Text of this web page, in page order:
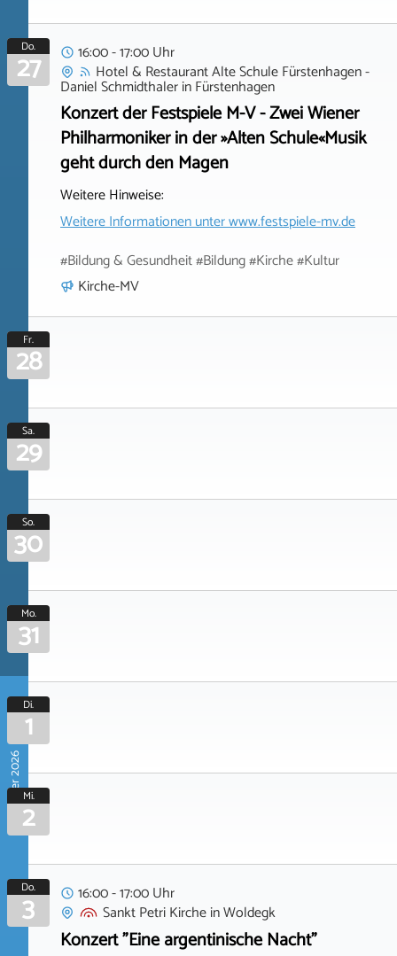
Do.
27
16:00 - 17:00 Uhr
Hotel & Restaurant Alte Schule Fürstenhagen -
Daniel SchmidthalerinFürstenhagen
Konzert der Festspiele M-V - Zwei Wiener
Philharmoniker in der »Alten Schule«Musik
geht durch den Magen
Weitere Hinweise:
Weitere Informationen unterwww.festspiele-mv.de
#Bildung & Gesundheit #Bildung #Kirche #Kultur
Kirche-MV
Fr.
28
Sa.
29
So.
30
Mo.
31
September 2026
Di.
1
Mi.
2
Do.
3
16:00 - 17:00 Uhr
Sankt Petri KircheinWoldegk
Konzert "Eine argentinische Nacht"